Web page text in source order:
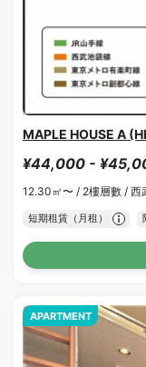
MAPLE HOUSE A
¥44,000 -
12.30㎡〜 / 2樓層數 / 西
短期租賃（月租）
APARTMENT